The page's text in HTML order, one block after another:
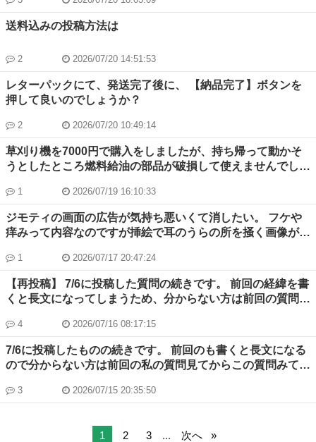
回答を賜りますようお願い申し上げます。 今後ともどうぞ
よろしくお願いいたします。
た」のようなことが書かれていますが、受取人は私が指定し
た受渡場所には着いていません。相手に評価を取り下げて欲
しいと書きましたが、未だ対応されていません。まるで私が
トがひっかかります。誤解を招くようなコメントを書かれた
場合で相手が取り下げない場合、皆さんはどうしています
か。ちなみに受け渡しが完了したのは約束の時間の２０分後
でした。
に出品したら良いですか？
送料込みの投稿方法は
2 2026/07/20 14:51:53
レターパックにて、発送完了後に、 【納品完了】ボタンを
押して良いのでしょうか？
2 2026/07/20 10:49:14
草刈り機を7000円で購入をしましたが、持ち帰って動かそ
うとしたところ燃料給油の部品が破損して使えませんでし
に確認をしませんでした。近くだったらすぐに返品しますが
往復150km以上離れているため、相手方と交渉して修理代
及び移動費を含め2000円を送金いただき当方が修理するこ
とで合意に達しましたが、オンライン口座や郵送での指名住
所等の情報伝達がｼﾞﾓﾃｨｰメールではできません。オンライン
決済も行われているようですが、そのやり方を適用するため
のご指示をお願いしたいです。
1 2026/07/19 16:10:33
ジモティの画面の広告が気持ち悪いくて消したい。 フケや
痒みって内容なのですが挿絵で耳のうらの所を掻く画像が出
ンからの操作でお願いします。
1 2026/07/17 20:47:24
【再投稿】 7/6に投稿した質問の続きです。 前回の経緯を書
くと長文になってしまうため、分からない方は前回の質問を
しているため、その方のアカウントを借りて相手へ確認しま
した。 すると相手からは、 「家族のものなので転売ではあ
りません。勘違いしないでもらえますか？」 との回答があ
りました。 もし本当に家族の持ち物であれば、それはそれ
で構いません。ただ、私が以前お譲りしたものと同じ商品が
複数回出品されていたため、転売ではないかと疑ってしまう
ロックした理由については、 「以前、私(相手)が私との取引
4 2026/07/16 08:17:15
7/6に投稿したものの続きです。 前回のも書くと長文になる
ので分からない方は前回の私の質問見てからこの質問みてく
ント使用してもらい、本人に詰めました。 そしたら家族の
と言われました。 勘違いならそれでいいのですが、同じも
のだと転売だと思われても仕方ないですよね？と言いまし
3 2026/07/15 20:35:50
1 2 3 ... 次へ